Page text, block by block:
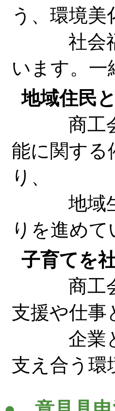
う、環境美
社会福祉
います。一
地域住民
商工会で
能に関する
り、
地域生活
りを進めて
子育てを
商工会で
支援や仕事
企業と行
支え合う環